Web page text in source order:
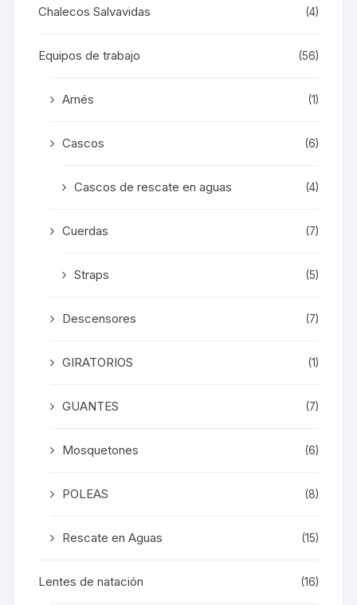
Chalecos Salvavidas (4)
Equipos de trabajo (56)
Arnés (1)
Cascos (6)
Cascos de rescate en aguas (4)
Cuerdas (7)
Straps (5)
Descensores (7)
GIRATORIOS (1)
GUANTES (7)
Mosquetones (6)
POLEAS (8)
Rescate en Aguas (15)
Lentes de natación (16)